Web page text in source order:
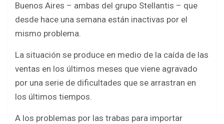
Buenos Aires – ambas del grupo Stellantis – que
desde hace una semana están inactivas por el
mismo problema.
La situación se produce en medio de la caída de las
ventas en los últimos meses que viene agravado
por una serie de dificultades que se arrastran en
los últimos tiempos.
A los problemas por las trabas para importar